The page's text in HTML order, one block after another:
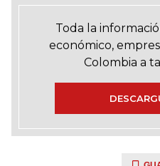
Toda la
económico,
Colombia a